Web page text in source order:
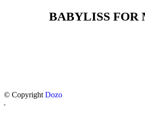
BABYLISS FOR
© Copyright Dozo